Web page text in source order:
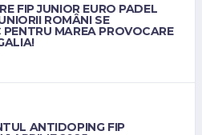
FIP JUNIOR EURO PADEL
ROMÂNI SE
PENTRU MAREA PROVOCARE
ANTIDOPING FIP